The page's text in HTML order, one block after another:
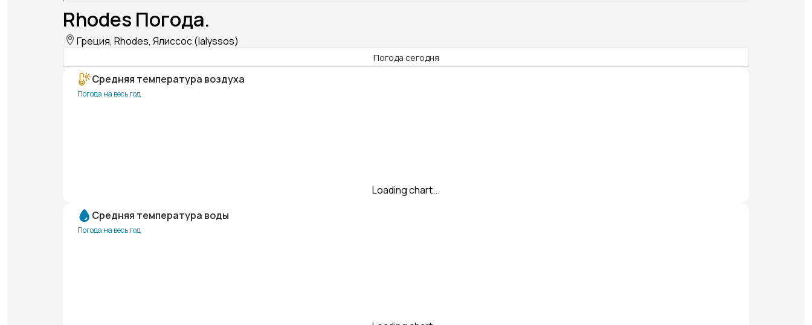
Rhodes Погода.
Греция, Rhodes, Ялиссос (Ialyssos)
Погода сегодня
Средняя температура воздуха
Погода на весь год
Loading chart...
Средняя температура воды
Погода на весь год